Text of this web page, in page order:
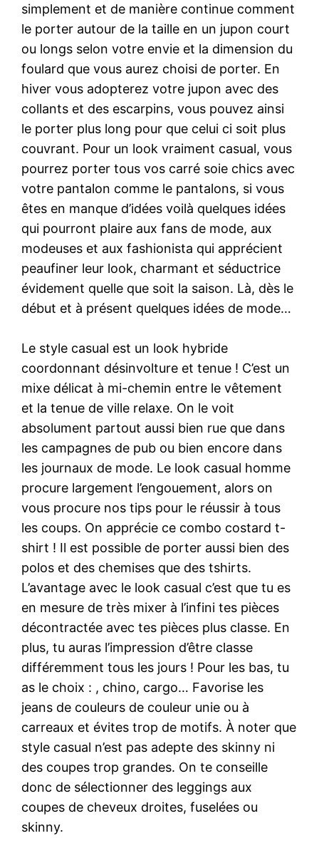
simplement et de manière continue comment
le porter autour de la taille en un jupon court
ou longs selon votre envie et la dimension du
foulard que vous aurez choisi de porter. En
hiver vous adopterez votre jupon avec des
collants et des escarpins, vous pouvez ainsi
le porter plus long pour que celui ci soit plus
couvrant. Pour un look vraiment casual, vous
pourrez porter tous vos carré soie chics avec
votre pantalon comme le pantalons, si vous
êtes en manque d’idées voilà quelques idées
qui pourront plaire aux fans de mode, aux
modeuses et aux fashionista qui apprécient
peaufiner leur look, charmant et séductrice
évidement quelle que soit la saison. Là, dès le
début et à présent quelques idées de mode…
Le style casual est un look hybride
coordonnant désinvolture et tenue ! C’est un
mixe délicat à mi-chemin entre le vêtement
et la tenue de ville relaxe. On le voit
absolument partout aussi bien rue que dans
les campagnes de pub ou bien encore dans
les journaux de mode. Le look casual homme
procure largement l’engouement, alors on
vous procure nos tips pour le réussir à tous
les coups. On apprécie ce combo costard t-
shirt ! Il est possible de porter aussi bien des
polos et des chemises que des tshirts.
L’avantage avec le look casual c’est que tu es
en mesure de très mixer à l’infini tes pièces
décontractée avec tes pièces plus classe. En
plus, tu auras l’impression d’être classe
différemment tous les jours ! Pour les bas, tu
as le choix : , chino, cargo… Favorise les
jeans de couleurs de couleur unie ou à
carreaux et évites trop de motifs. À noter que
style casual n’est pas adepte des skinny ni
des coupes trop grandes. On te conseille
donc de sélectionner des leggings aux
coupes de cheveux droites, fuselées ou
skinny.